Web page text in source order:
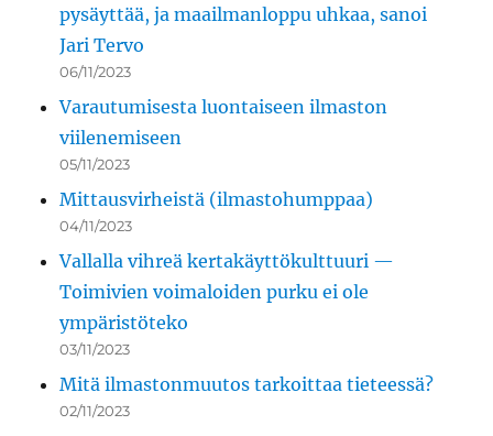
pysäyttää, ja maailmanloppu uhkaa, sanoi
Jari Tervo
06/11/2023
Varautumisesta luontaiseen ilmaston
viilenemiseen
05/11/2023
Mittausvirheistä (ilmastohumppaa)
04/11/2023
Vallalla vihreä kertakäyttökulttuuri —
Toimivien voimaloiden purku ei ole
ympäristöteko
03/11/2023
Mitä ilmastonmuutos tarkoittaa tieteessä?
02/11/2023